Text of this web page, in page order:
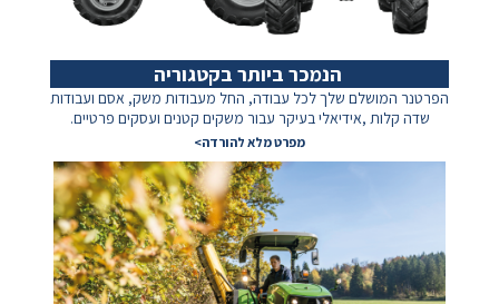
הנמכר ביותר בקטגוריה
הפרטנר המושלם שלך לכל עבודה, החל מעבודות משק, אסם ועבודות
שדה קלות ,אידיאלי בעיקר עבור משקים קטנים ועסקים פרטיים.
מפרט מלא להורדה>